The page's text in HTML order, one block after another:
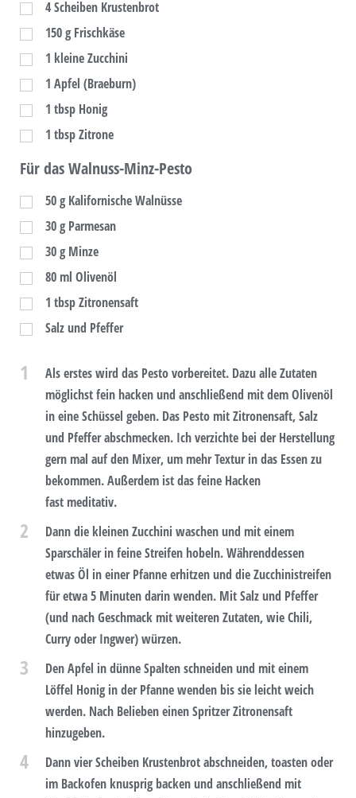
4Scheiben Krustenbrot
150g Frischkäse
1 kleine Zucchini
1 Apfel (Braeburn)
1 tbsp Honig
1 tbspZitrone
Für das Walnuss-Minz-Pesto
50g Kalifornische Walnüsse
30g Parmesan
30g Minze
80 ml Olivenöl
1 tbspZitronensaft
Salz und Pfeffer
1
Als erstes wird das Pesto vorbereitet. Dazu alle Zutaten
möglichst fein hacken und anschließend mit dem Olivenöl
in eine Schüssel geben. Das Pesto mit Zitronensaft, Salz
und Pfeffer abschmecken. Ich verzichte bei der Herstellung
gern mal auf den Mixer, um mehr Textur in das Essen zu
bekommen. Außerdem ist das feine Hacken
fast meditativ.
2
Dann die kleinen Zucchini waschen und mit einem
Sparschäler in feine Streifen hobeln. Währenddessen
etwas Öl in einer Pfanne erhitzen und die Zucchinistreifen
für etwa 5 Minuten darin wenden. Mit Salz und Pfeffer
(und nach Geschmack mit weiteren Zutaten, wie Chili,
Curry oder Ingwer) würzen.
3
Den Apfel in dünne Spalten schneiden und mit einem
Löffel Honig in der Pfanne wenden bis sie leicht weich
werden. Nach Belieben einen Spritzer Zitronensaft
hinzugeben.
4
Dann vier Scheiben Krustenbrot abschneiden, toasten oder
im Backofen knusprig backen und anschließend mit